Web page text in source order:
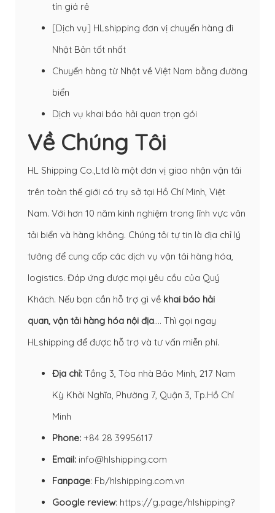
tín giá rẻ
[Dịch vụ] HLshipping đơn vị chuyển hàng đi
Nhật Bản tốt nhất
Chuyển hàng từ Nhật về Việt Nam bằng đường
biển
Dịch vụ khai báo hải quan trọn gói
Về Chúng Tôi
HL Shipping Co.,Ltd là một đơn vị giao nhận vận tải
trên toàn thế giới có trụ sở tại Hồ Chí Minh, Việt
Nam. Với hơn 10 năm kinh nghiệm trong lĩnh vực vân
tải biển và hàng không. Chúng tôi tự tin là địa chỉ lý
tưởng để cung cấp các dịch vụ vận tải hàng hóa,
logistics. Đáp ứng được mọi yêu cầu của Quý
Khách. Nếu bạn cần hỗ trợ gì về khai báo hải
quan, vận tải hàng hóa nội địa…. Thì gọi ngay
HLshipping để được hỗ trợ và tư vấn miễn phí.
Địa chỉ: Tầng 3, Tòa nhà Bảo Minh, 217 Nam
Kỳ Khởi Nghĩa, Phường 7, Quận 3, Tp.Hồ Chí
Minh
Phone: +84 28 39956117
Email: info@hlshipping.com
Fanpage: Fb/hlshipping.com.vn
Google review: https://g.page/hlshipping?